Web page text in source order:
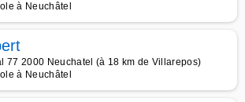
à Neuchâtel
77 2000 Neuchatel (à 18 km de Villarepos)
à Neuchâtel